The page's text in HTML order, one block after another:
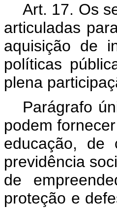
Art. 17. Os
articuladas
aquisição de
políticas
plena
Parágrafo
podem
educação, de
previdência
de
proteção e